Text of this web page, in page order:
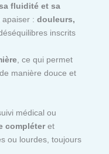
fluidité et sa
apaiser : douleurs,
inscrits
, ce qui permet
manière douce et
médical ou
compléteret
ou lourdes, toujours